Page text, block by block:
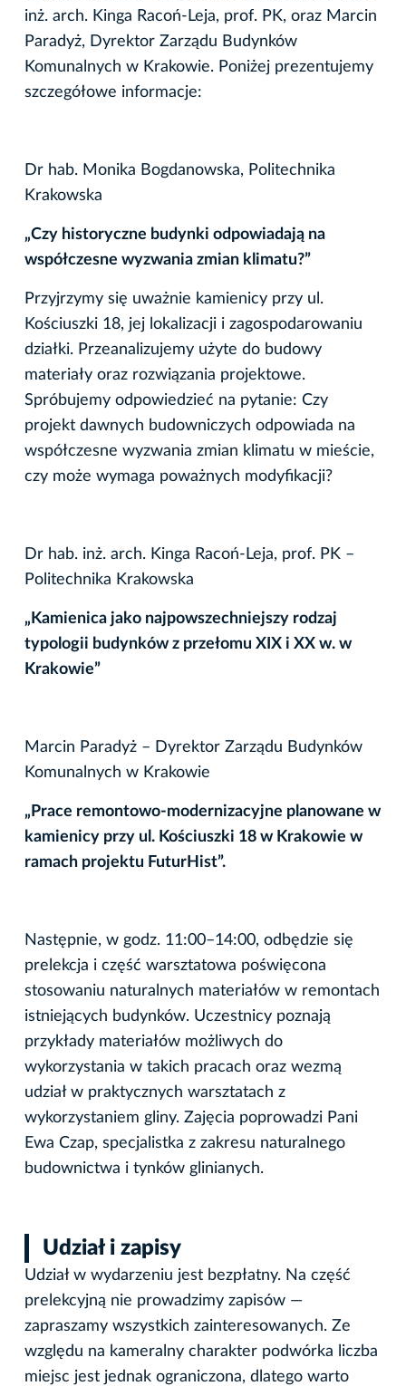
inż. arch. Kinga Racoń-Leja, prof. PK, oraz Marcin
Paradyż, Dyrektor Zarządu Budynków
Komunalnych w Krakowie. Poniżej prezentujemy
szczegółowe informacje:
Dr hab. Monika Bogdanowska, Politechnika
Krakowska
„Czy historyczne budynki odpowiadają na
współczesne wyzwania zmian klimatu?”
Przyjrzymy się uważnie kamienicy przy ul.
Kościuszki 18, jej lokalizacji i zagospodarowaniu
działki. Przeanalizujemy użyte do budowy
materiały oraz rozwiązania projektowe.
Spróbujemy odpowiedzieć na pytanie: Czy
projekt dawnych budowniczych odpowiada na
współczesne wyzwania zmian klimatu w mieście,
czy może wymaga poważnych modyfikacji?
Dr hab. inż. arch. Kinga Racoń-Leja, prof. PK –
Politechnika Krakowska
„Kamienica jako najpowszechniejszy rodzaj
typologii budynków z przełomu XIX i XX w. w
Krakowie”
Marcin Paradyż – Dyrektor Zarządu Budynków
Komunalnych w Krakowie
„Prace remontowo-modernizacyjne planowane w
kamienicy przy ul. Kościuszki 18 w Krakowie w
ramach projektu FuturHist”.
Następnie, w godz. 11:00–14:00, odbędzie się
prelekcja i część warsztatowa poświęcona
stosowaniu naturalnych materiałów w remontach
istniejących budynków. Uczestnicy poznają
przykłady materiałów możliwych do
wykorzystania w takich pracach oraz wezmą
udział w praktycznych warsztatach z
wykorzystaniem gliny. Zajęcia poprowadzi Pani
Ewa Czap, specjalistka z zakresu naturalnego
budownictwa i tynków glinianych.
Udział i zapisy
Udział w wydarzeniu jest bezpłatny. Na część
prelekcyjną nie prowadzimy zapisów —
zapraszamy wszystkich zainteresowanych. Ze
względu na kameralny charakter podwórka liczba
miejsc jest jednak ograniczona, dlatego warto